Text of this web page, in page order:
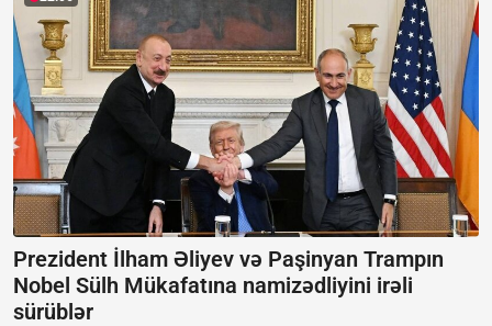
Prezident İlham Əliyev və Paşinyan Trampın
Nobel Sülh Mükafatına namizədliyini irəli
sürüblər